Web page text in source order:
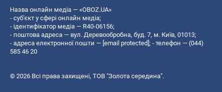
Назва онлайн медіа — «OBOZ.UA»
- суб'єкт у сфері онлайн медіа;
- ідентифікатор медіа — R40-06156;
- поштова адреса — вул. Деревообробна, буд. 7, м. Київ, 01013;
- адреса електронної пошти — [email protected] ; - телефон — (044)
585 46 20
© 2026 Всі права захищені, ТОВ "Золота середина".